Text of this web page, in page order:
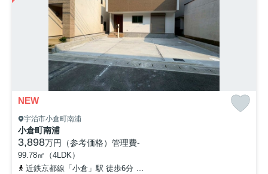
NEW
宇治市小倉町南浦
小倉町南浦
3,898万円（参考価格） 管理費-
99.78㎡（4LDK）
近鉄京都線「小倉」駅 徒歩6分